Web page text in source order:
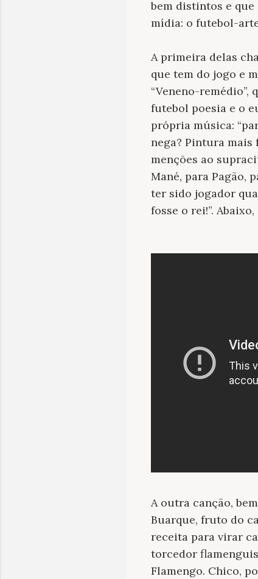
bem distintos e que
mídia: o futebol-
A primeira delas
que tem do jogo e
“Veneno-
futebol poesia e o
própria música:
nega? Pintura mais
menções ao
Mané, para Pagão,
ter sido jogador
fosse o rei!”.
A outra canção,
Buarque, fruto do
receita para virar
torcedor
Flamengo. Chico,